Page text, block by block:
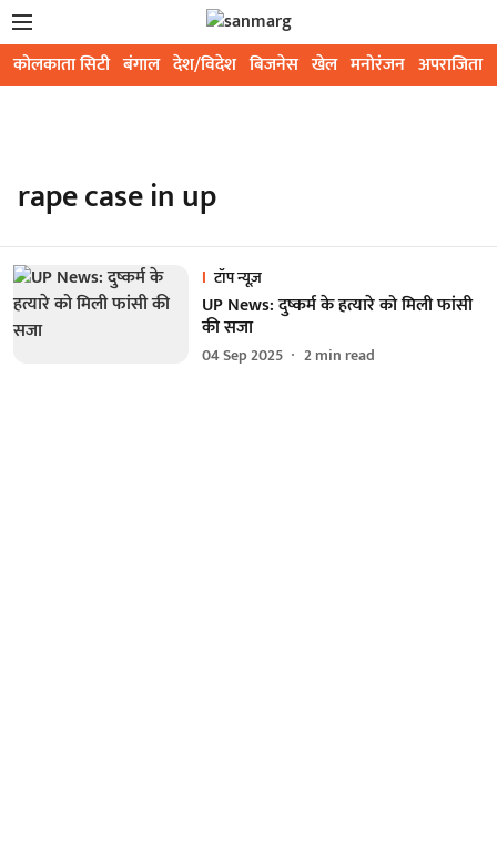
कोलकाता सिटी बंगाल देश/विदेश बिजनेस खेल मनोरंजन अपराजिता
rape case in up
टॉप न्यूज़
UP News: दुष्कर्म के हत्यारे को मिली फांसी
की सजा
04 Sep 2025 2min read